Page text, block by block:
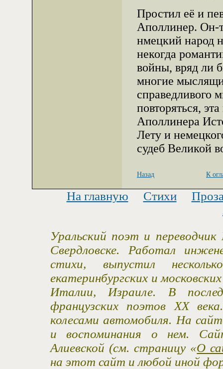
Простил её и
Аполлинер. Он-
нмецкий народ
некогда
войны, вряд ли
многие
справедливого
повторяться,
Аполлинера
Лету и
судеб Великой
Назад К
На главную Стихи
Уральский поэт и
Свердловске. Работал
стихи, выпустил
екатеринбургских и
Италии, Израиле. В
французских поэтов XX
колесами автомобиля. На
и воспоминания о нем.
Алиевской (см. страницу «О
на этот сайт и любой иной